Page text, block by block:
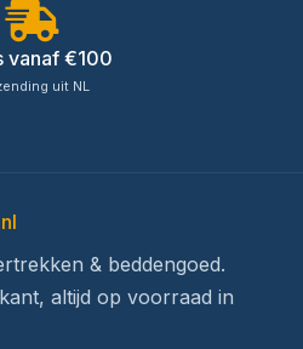
vanaf €100
uit NL
& beddengoed.
altijd op voorraad in